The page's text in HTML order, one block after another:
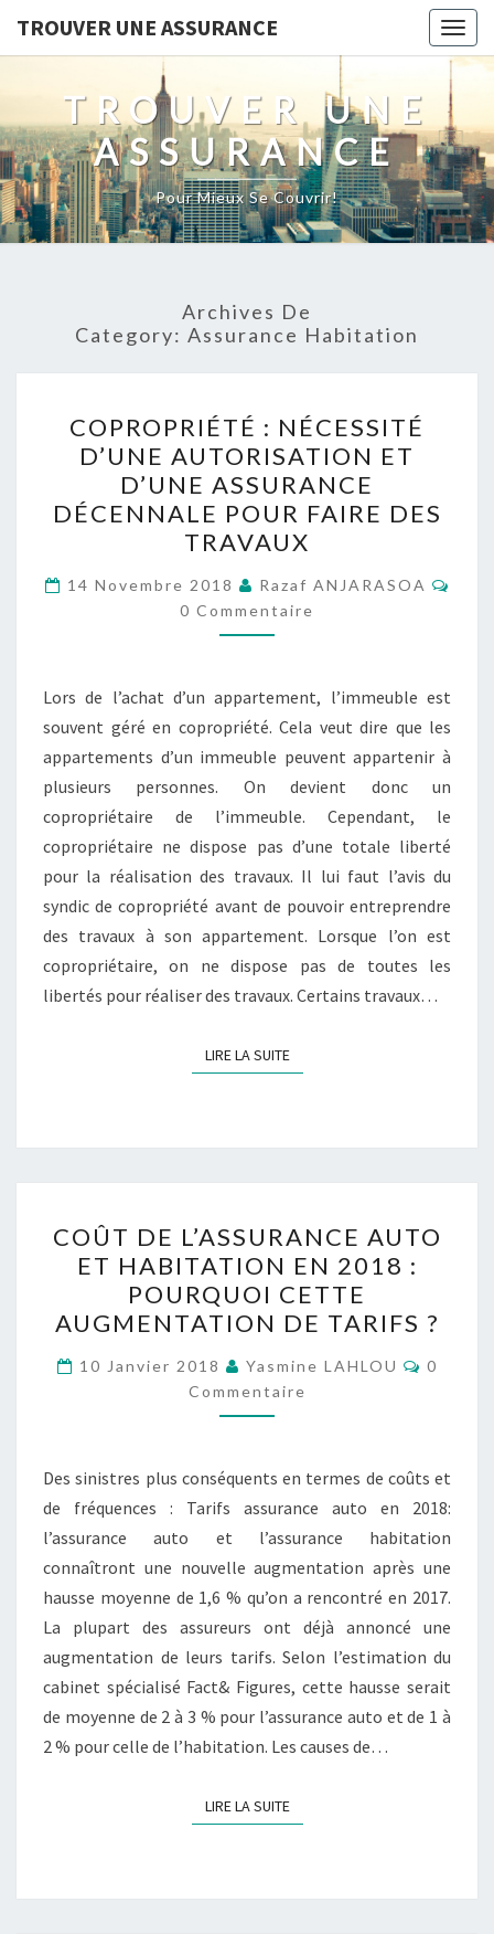
TROUVER UNE ASSURANCE
TROUVER UNE
ASSURANCE
Pour Mieux Se Couvrir!
Archives De
Category: Assurance Habitation
NÉCESSITÉ
D’UNE
AUTORISATION
ET
D’UNE
ASSURANCE
DÉCENNALE
POUR
DES
TRAVAUX
COPROPRIÉTÉ : NÉCESSITÉ
D’UNE AUTORISATION ET
D’UNE ASSURANCE
DÉCENNALE POUR FAIRE DES
TRAVAUX
14 Novembre 2018 Razaf ANJARASOA
0 Commentaire
Lors de l’achat d’un appartement, l’immeuble est
souvent géré en copropriété. Cela veut dire que les
appartements d’un immeuble peuvent appartenir à
plusieurs personnes. On devient donc un
copropriétaire de l’immeuble. Cependant, le
copropriétaire ne dispose pas d’une totale liberté
pour la réalisation des travaux. Il lui faut l’avis du
syndic de copropriété avant de pouvoir entreprendre
des travaux à son appartement. Lorsque l’on est
copropriétaire, on ne dispose pas de toutes les
libertés pour réaliser des travaux. Certains travaux…
LIRE LA SUITELIRE LA SUITE
DE
L’ASSURANCE
AUTO
ET
HABITATION
EN
2018
POURQUOI
CETTE
AUGMENTATION
DE
TARIFS
?
COÛT DE L’ASSURANCE AUTO
ET HABITATION EN 2018 :
POURQUOI CETTE
AUGMENTATION DE TARIFS ?
10 Janvier 2018 Yasmine LAHLOU
0
Commentaire
Des sinistres plus conséquents en termes de coûts et
de fréquences : Tarifs assurance auto en 2018:
l’assurance auto et l’assurance habitation
connaîtront une nouvelle augmentation après une
hausse moyenne de 1,6 % qu’on a rencontré en 2017.
La plupart des assureurs ont déjà annoncé une
augmentation de leurs tarifs. Selon l’estimation du
cabinet spécialisé Fact& Figures, cette hausse serait
de moyenne de 2 à 3 % pour l’assurance auto et de 1 à
2 % pour celle de l’habitation. Les causes de…
LIRE LA SUITELIRE LA SUITE